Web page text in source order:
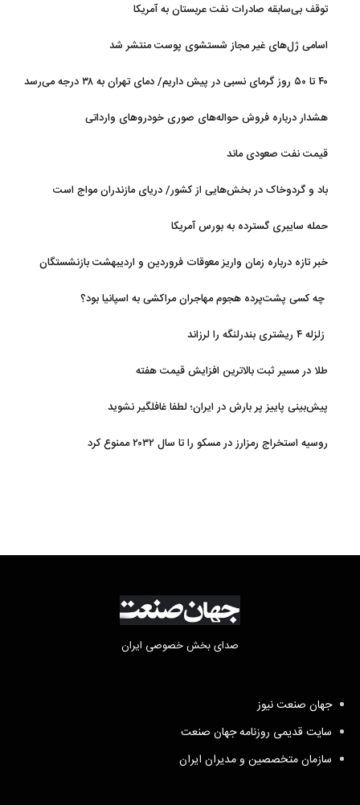
توقف بی‌سابقه صادرات نفت عربستان به آمریکا
اسامی ژل‌های غیر مجاز شستشوی پوست منتشر شد
۴۰ تا ۵۰ روز گرمای نسبی در پیش داریم/ دمای تهران به ۳۸ درجه می‌رسد
هشدار درباره فروش حواله‌های صوری خودروهای وارداتی
قیمت نفت صعودی ماند
باد و گردوخاک در بخش‌هایی از کشور/ دریای مازندران مواج است
حمله سایبری گسترده به بورس آمریکا
خبر تازه درباره زمان واریز معوقات فروردین و اردیبهشت بازنشستگان
چه کسی پشت‌پرده هجوم مهاجران مراکشی به اسپانیا بود؟
زلزله ۴ ریشتری بندرلنگه را لرزاند
طلا در مسیر ثبت بالاترین افزایش قیمت هفته
پیش‌بینی پاییز پر بارش در ایران؛ لطفا غافلگیر نشوید
روسیه استخراج رمزارز در مسکو را تا سال ۲۰۳۲ ممنوع کرد
صدای بخش خصوصی ایران
جهان صنعت نیوز
سایت قدیمی روزنامه جهان صنعت
سازمان متخصصین و مدیران ایران